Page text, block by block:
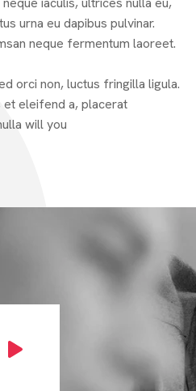
urna eu dapibus pulvinar.
neque fermentum laoreet.
orci non, luctus fringilla ligula.
et eleifend a, placerat
will you